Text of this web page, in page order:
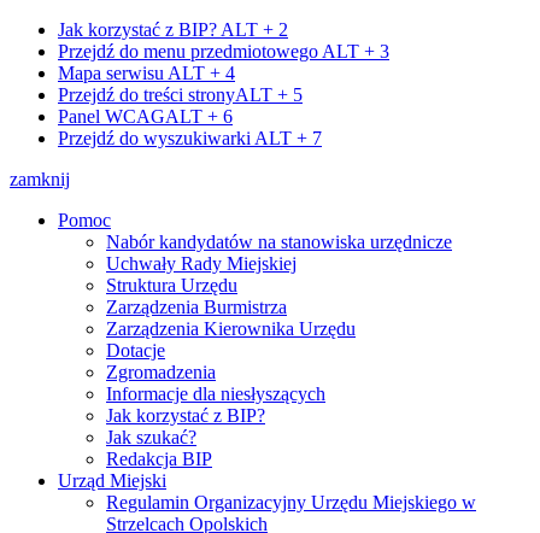
Jak korzystać z BIP? ALT + 2
Przejdź do menu przedmiotowego ALT + 3
Mapa serwisu ALT + 4
Przejdź do treści stronyALT + 5
Panel WCAGALT + 6
Przejdź do wyszukiwarki ALT + 7
zamknij
Pomoc
Nabór kandydatów na stanowiska urzędnicze
Uchwały Rady Miejskiej
Struktura Urzędu
Zarządzenia Burmistrza
Zarządzenia Kierownika Urzędu
Dotacje
Zgromadzenia
Informacje dla niesłyszących
Jak korzystać z BIP?
Jak szukać?
Redakcja BIP
Urząd Miejski
Regulamin Organizacyjny Urzędu Miejskiego w
Strzelcach Opolskich